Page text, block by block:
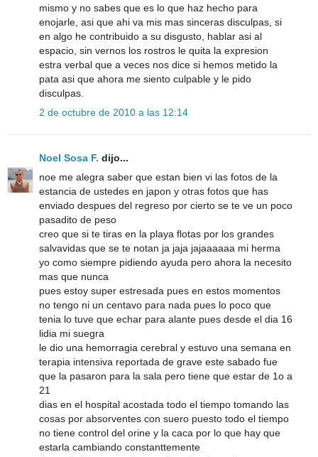
mismo y no sabes que es lo que haz hecho para
enojarle, asi que ahi va mis mas sinceras disculpas, si
en algo he contribuido a su disgusto, hablar asi al
espacio, sin vernos los rostros le quita la expresion
estra verbal que a veces nos dice si hemos metido la
pata asi que ahora me siento culpable y le pido
disculpas.
2 de octubre de 2010 a las 12:14
Noel Sosa F. dijo...
noe me alegra saber que estan bien vi las fotos de la
estancia de ustedes en japon y otras fotos que has
enviado despues del regreso por cierto se te ve un poco
pasadito de peso
creo que si te tiras en la playa flotas por los grandes
salvavidas que se te notan ja jaja jajaaaaaa mi herma
yo como siempre pidiendo ayuda pero ahora la necesito
mas que nunca
pues estoy super estresada pues en estos momentos
no tengo ni un centavo para nada pues lo poco que
tenia lo tuve que echar para alante pues desde el dia 16
lidia mi suegra
le dio una hemorragia cerebral y estuvo una semana en
terapia intensiva reportada de grave este sabado fue
que la pasaron para la sala pero tiene que estar de 1o a
21
dias en el hospital acostada todo el tiempo tomando las
cosas por absorventes con suero puesto todo el tiempo
no tiene control del orine y la caca por lo que hay que
estarla cambiando constanttemente